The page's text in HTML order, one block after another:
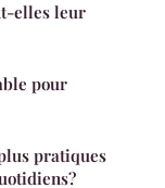
elles leur
pour
pratiques